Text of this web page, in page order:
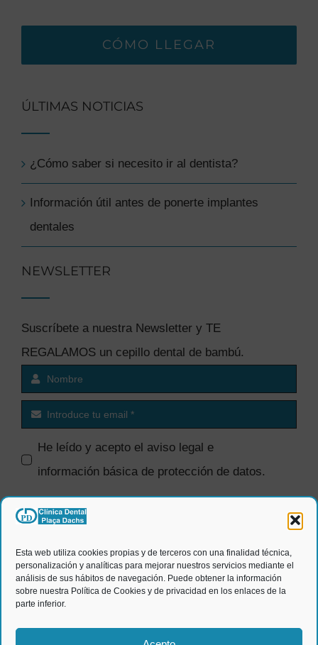
Esta web utiliza cookies propias y de terceros con una finalidad técnica,
personalización y analíticas para mejorar nuestros servicios mediante el
análisis de sus hábitos de navegación. Puede obtener la información
sobre nuestra Política de Cookies y de privacidad en los enlaces de la
parte inferior.
CÓMO LLEGAR
ÚLTIMAS NOTICIAS
¿Cómo saber si necesito ir al dentista?
Información útil antes de ponerte implantes
dentales
NEWSLETTER
Suscríbete a nuestra Newsletter y TE
REGALAMOS un cepillo dental de bambú.
He leído y acepto el aviso legal e
información básica de protección de datos.
comerciales.
ENVIAR